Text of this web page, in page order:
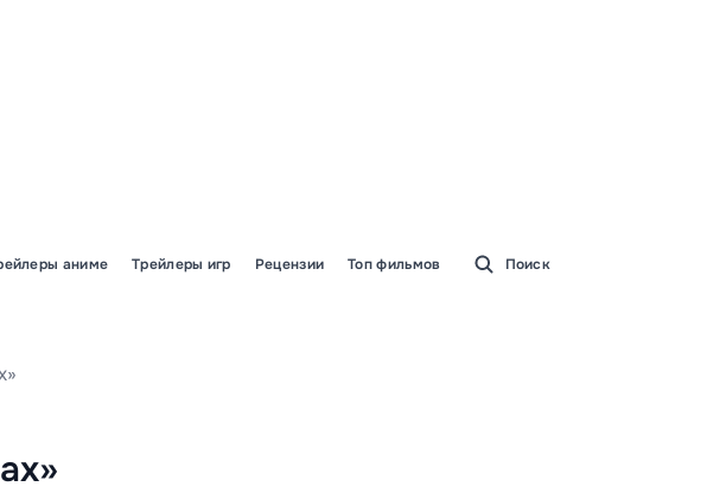
аниме Трейлеры игр Рецензии Топ фильмов Поиск